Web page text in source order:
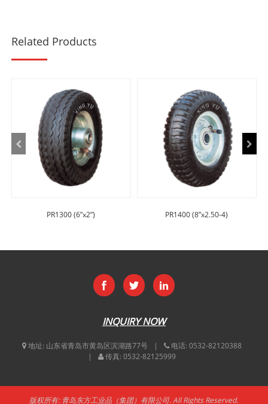
Related Products
PR1300 (6”x2”) PR1400 (8”x2.50-4)
INQUIRY NOW
地址: 山东省青岛市黄岛区滨湖路77号 电话: 0532-82120388
传真: 0532-82125999
版权所有: 青岛东方工业品（集团）有限公司. All Rights Reserved.